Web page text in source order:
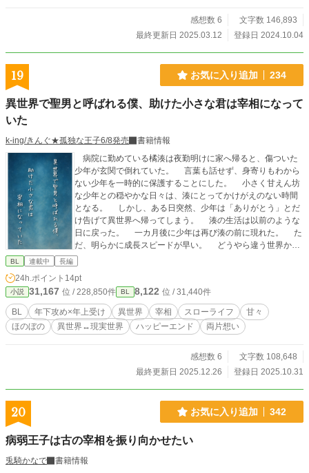
感想数 6
文字数 146,893
最終更新日 2025.03.12
登録日 2024.10.04
19 お気に入り追加 234
異世界で聖男と呼ばれる僕、助けた小さな君は宰相になって
いた
k-ing/きんぐ★孤独な王子6/8発売
書籍情報
病院に勤めている橘湊は夜勤明けに家へ帰ると、傷ついた
少年が玄関で倒れていた。 言葉も話せず、身寄りもわから
ない少年を一時的に保護することにした。 小さく甘えん坊
な少年との穏やかな日々は、湊にとってかけがえのない時間
となる。 しかし、ある日突然、少年は「ありがとう」とだ
け告げて異世界へ帰ってしまう。 湊の生活は以前のような
日に戻った。 一カ月後に少年は再び湊の前に現れた。 た
だ、明らかに成長スピードが早い。 どうやら違う世界から
来ているようで、時間軸が異なっているらしい。 弟のよう
互いに少しずつ気持ちに気づいた途端、少年は遊びに来なく
なってしまう。 あの時、気持ちだけでも伝えれば良かっ
た。 後悔した湊は彼が口ずさむ不思議な呪文を口にする。
気づけば少年の住む異世界に来ていた。 二つの世界を越
えた、純情な淡い両片思いの恋物語。 序盤は幼い宰相との
BL 連載中 長編
24h.ポイント 14pt
小説 31,167 位 / 228,850件 BL 8,122 位 / 31,440件
BL 年下攻め×年上受け 異世界 宰相 スローライフ
甘々
ほのぼの
異世界↔︎現実世界 ハッピーエンド 両片想い
感想数 6
文字数 108,648
最終更新日 2025.12.26
登録日 2025.10.31
20 お気に入り追加 342
病弱王子は古の宰相を振り向かせたい
兎騎かなで
書籍情報